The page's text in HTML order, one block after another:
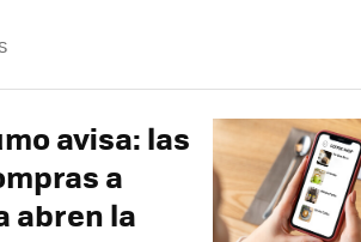
avisa: las
a
abren la